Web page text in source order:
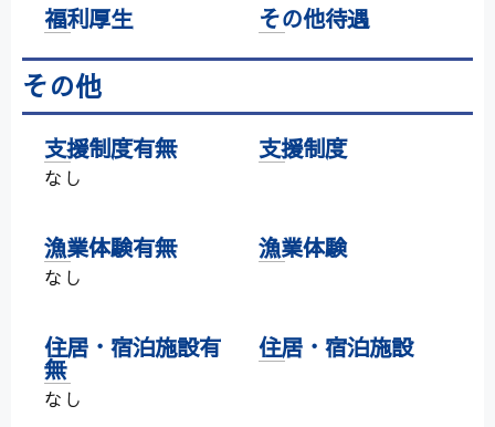
福利厚生 その他待遇
その他
支援制度有無
なし
支援制度
漁業体験有無
なし
漁業体験
住居・宿泊施設有
無
なし
住居・宿泊施設